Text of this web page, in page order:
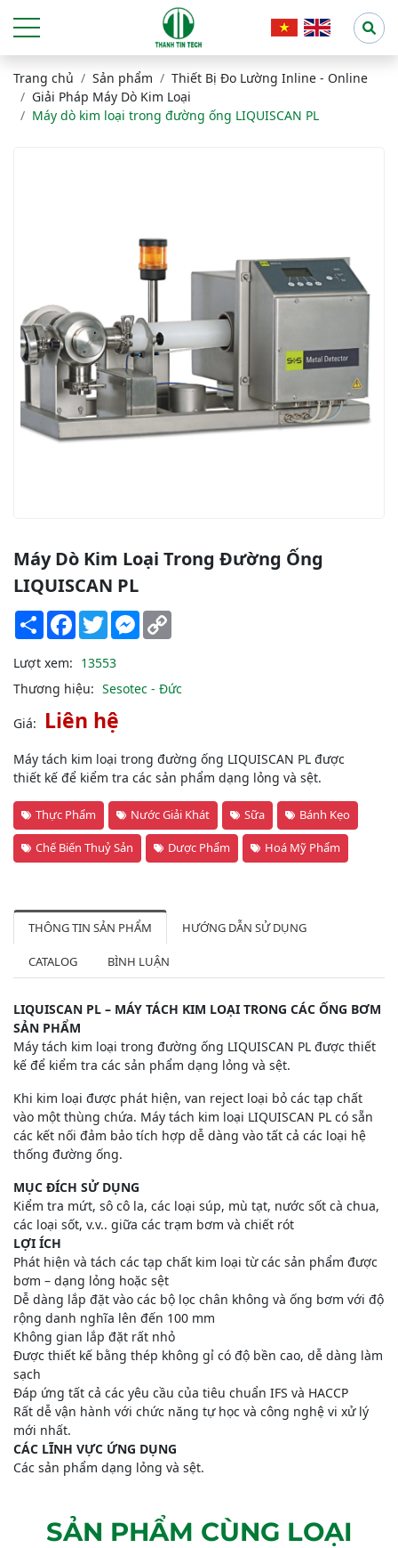
Trang chủ Sản phẩm
Thiết Bị Đo Lường Inline - Online
Giải Pháp Máy Dò Kim Loại
Máy dò kim loại trong đường ống LIQUISCAN PL
Máy Dò Kim Loại Trong Đường Ống
LIQUISCAN PL
Share Facebook
TwitterMessenger
Lượt xem: 13553
Thương hiệu: Sesotec - Đức
Giá: Liên hệ
Máy tách kim loại trong đường ống LIQUISCAN PL được
thiết kế để kiểm tra các sản phẩm dạng lỏng và sệt.
Thực Phẩm Nước Giải Khát Sữa Bánh Kẹo
Chế Biến Thuỷ Sản Dược Phẩm Hoá Mỹ Phẩm
THÔNG TIN SẢN PHẨM HƯỚNG DẪN SỬ DỤNG
CATALOG BÌNH LUẬN
LIQUISCAN PL – MÁY TÁCH KIM LOẠI TRONG CÁC ỐNG BƠM
SẢN PHẨM
Máy tách kim loại trong đường ống LIQUISCAN PL được thiết
kế để kiểm tra các sản phẩm dạng lỏng và sệt.
Khi kim loại được phát hiện, van reject loại bỏ các tạp chất
vào một thùng chứa. Máy tách kim loại LIQUISCAN PL có sẵn
các kết nối đảm bảo tích hợp dễ dàng vào tất cả các loại hệ
thống đường ống.
MỤC ĐÍCH SỬ DỤNG
Kiểm tra mứt, sô cô la, các loại súp, mù tạt, nước sốt cà chua,
các loại sốt, v.v.. giữa các trạm bơm và chiết rót
LỢI ÍCH
Phát hiện và tách các tạp chất kim loại từ các sản phẩm được
bơm – dạng lỏng hoặc sệt
Dễ dàng lắp đặt vào các bộ lọc chân không và ống bơm với độ
rộng danh nghĩa lên đến 100 mm
Không gian lắp đặt rất nhỏ
Được thiết kế bằng thép không gỉ có độ bền cao, dễ dàng làm
sạch
Đáp ứng tất cả các yêu cầu của tiêu chuẩn IFS và HACCP
Rất dễ vận hành với chức năng tự học và công nghệ vi xử lý
mới nhất.
CÁC LĨNH VỰC ỨNG DỤNG
Các sản phẩm dạng lỏng và sệt.
SẢN PHẨM CÙNG LOẠI